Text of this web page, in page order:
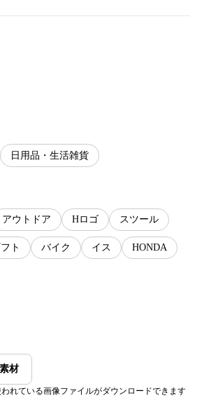
日用品・生活雑貨
アウトドア Hロゴ スツール
ト バイク イス HONDA
材
れている画像ファイルがダウンロードできます